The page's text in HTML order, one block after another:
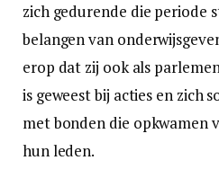
zich gedurende die periode
belangen van
erop dat zij ook als
is geweest bij acties en zich
met bonden die opkwamen
hun leden.